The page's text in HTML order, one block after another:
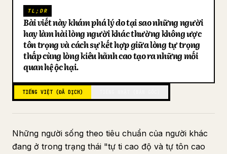
Blog
Cập nhật
TL;DR
Bài viết này khám phá lý do tại sao những người
hay làm hài lòng người khác thường không được
tôn trọng và cách sự kết hợp giữa lòng tự trọng
thấp cùng lòng kiêu hãnh cao tạo ra những mối
quan hệ độc hại.
TIẾNG VIỆT (ĐÃ DỊCH)
Những người sống theo tiêu chuẩn của người khác
đang ở trong trạng thái "tự ti cao độ và tự tôn cao